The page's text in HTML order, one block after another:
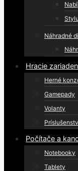
Náhradné
Hracie
Herné
Gamepady
Volanty
Počítače a
Notebooky
Tablety